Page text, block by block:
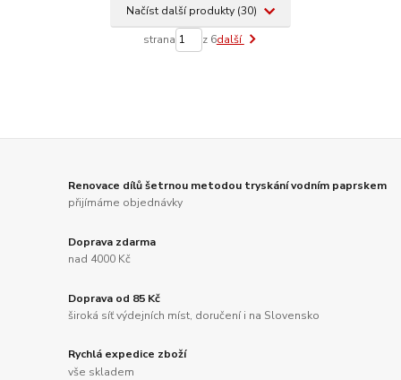
Načíst další produkty (30)
strana z 6další
Renovace dílů šetrnou metodou tryskání vodním paprskem
přijímáme objednávky
Doprava zdarma
nad 4000 Kč
Doprava od 85 Kč
široká síť výdejních míst, doručení i na Slovensko
Rychlá expedice zboží
vše skladem